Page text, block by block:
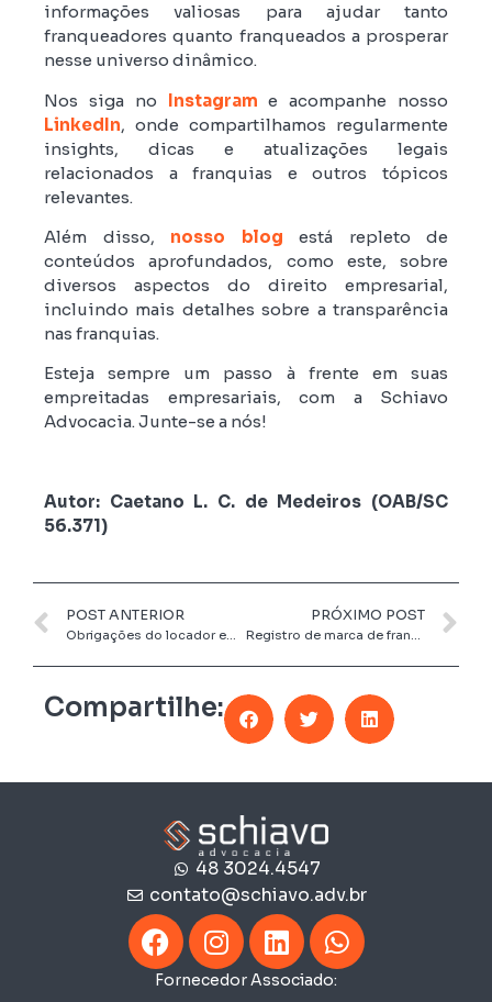
informações valiosas para ajudar tanto
franqueadores quanto franqueados a prosperar
nesse universo dinâmico.
Nos siga no Instagram e acompanhe nosso
LinkedIn, onde compartilhamos regularmente
insights, dicas e atualizações legais
relacionados a franquias e outros tópicos
relevantes.
Além disso, nosso blog está repleto de
conteúdos aprofundados, como este, sobre
diversos aspectos do direito empresarial,
incluindo mais detalhes sobre a transparência
nas franquias.
Esteja sempre um passo à frente em suas
empreitadas empresariais, com a Schiavo
Advocacia. Junte-se a nós!
Autor: Caetano L. C. de Medeiros (OAB/SC
56.371)
POST ANTERIOR PRÓXIMO POST
Compartilhe:
48 3024.4547
contato@schiavo.adv.br
Fornecedor Associado: